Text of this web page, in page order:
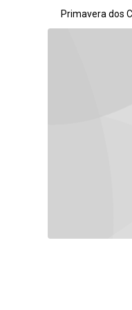
Resultados da
Primavera dos